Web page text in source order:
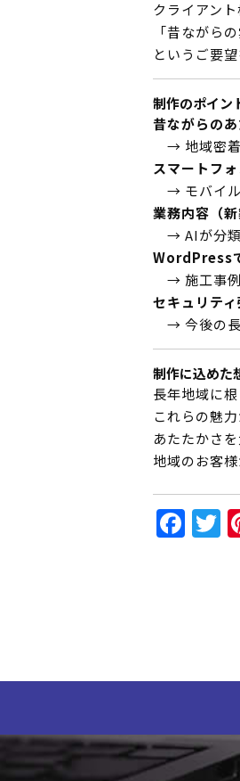
クライアント
「昔ながら
というご要
制作のポイン
昔ながらの
→ 地域密着
スマートフ
→ モバイル
業務内容（
→ AIが分類
WordPress
→ 施工事例
セキュリテ
→ 今後の長
制作に込めた
長年地域に
これらの魅
あたたかさ
地域のお客